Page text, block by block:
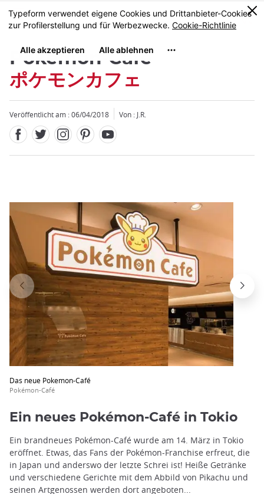
Größe
MENU
0
Pokémon-Café
ポケモンカフェ
Veröffentlicht am : 06/04/2018 Von : J.R.
Das neue Pokemon-Café
Pokémon-Café
Schließen
Ein neues Pokémon-Café in Tokio
Ein brandneues Pokémon-Café wurde am 14. März in Tokio
eröffnet. Etwas, das Fans der Pokémon-Franchise erfreut, die
in Japan und anderswo der letzte Schrei ist! Heiße Getränke
und verschiedene Gerichte mit dem Abbild von Pikachu und
seinen Artgenossen werden dort angeboten...
Schließen
Schließen